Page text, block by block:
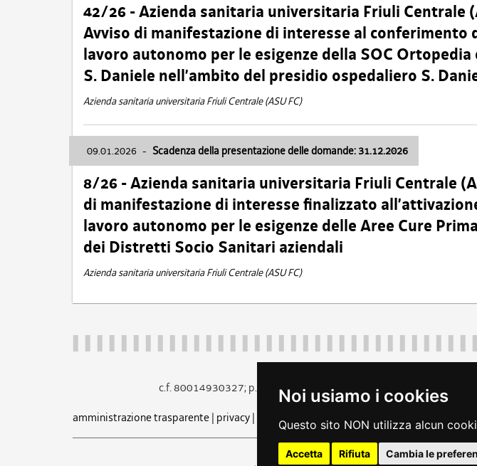
Noi usiamo i cookies
Questo sito NON utilizza alcun
Accetta Rifiuta Cambia le
42/26 - Azienda sanitaria universitaria Friuli Centrale
Avviso di manifestazione di interesse al conferimento
lavoro autonomo per le esigenze della SOC
S. Daniele nell’ambito del presidio ospedaliero S.
Azienda sanitaria universitaria Friuli Centrale (ASU FC)
09.01.2026 - Scadenza della presentazione delle domande: 31.12.2026
8/26 - Azienda sanitaria universitaria Friuli Centrale
di manifestazione di interesse finalizzato
lavoro autonomo per le esigenze delle Aree Cure
dei Distretti Socio Sanitari aziendali
Azienda sanitaria universitaria Friuli Centrale (ASU FC)
c.f. 80014930327; p.iva 00526040324
piazza Unità d'Italia 1
amministrazione trasparente| privacy| cookie note legali | accessibilità rss